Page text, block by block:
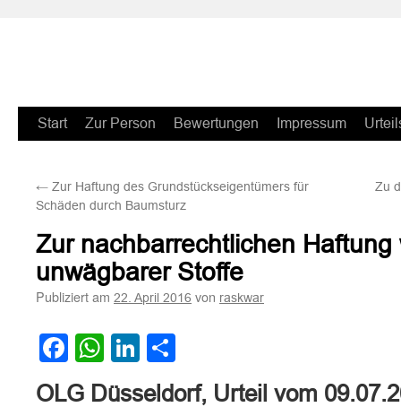
Zum
springen
Start Zur Person Bewertungen Impressum
← Zur Haftung des Grundstückseigentümers für
Schäden durch Baumsturz
Zu
Zur nachbarrechtlichen
unwägbarer Stoffe
Publiziert am 22. April 2016 von raskwar
Facebook
WhatsApp
LinkedIn
OLG Düsseldorf, Urteil vom